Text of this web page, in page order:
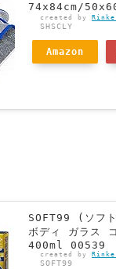
74x84cm/
created by
SHSCLY
Amazon
SOFT99 (ソフ
ボディ ガラス
400ml 00539
created by
SOFT99